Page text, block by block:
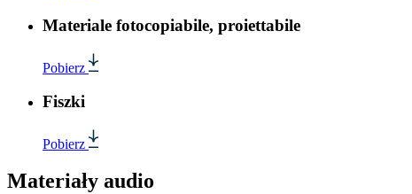
Materiale fotocopiabile, proiettabile
Pobierz
Fiszki
Pobierz
Materiały audio